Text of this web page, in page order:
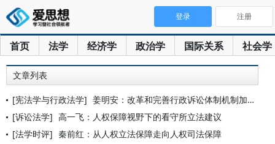
首页 法学 经济学 政治学 国际关系 社会学
登录 注册
文章列表
[宪法学与行政法学] 姜明安：改革和完善行政诉讼体制机制加强人权司法保障
[诉讼法学] 高一飞：人权保障视野下的看守所立法建议
[法学时评] 秦前红：从人权立法保障走向人权司法保障